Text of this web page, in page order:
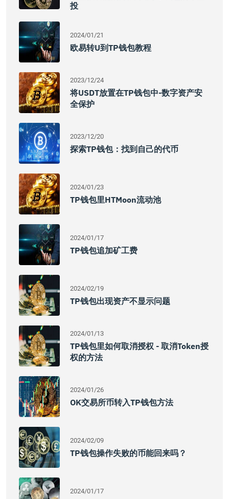
投
2024/01/21
欧易转U到TP钱包教程
2023/12/24
将USDT放置在TP钱包中-数字资产安
全保护
2023/12/20
探索TP钱包：找到自己的代币
2024/01/23
TP钱包里HTMoon流动池
2024/01/17
TP钱包追加矿工费
2024/02/19
TP钱包出现资产不显示问题
2024/01/13
TP钱包里如何取消授权 - 取消Token授
权的方法
2024/01/26
OK交易所币转入TP钱包方法
2024/02/09
TP钱包操作失败的币能回来吗？
2024/01/17